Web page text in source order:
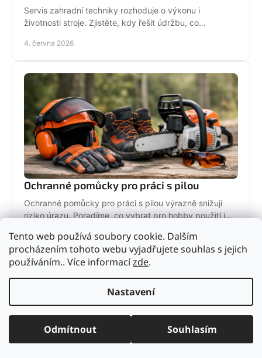
Tento web používá soubory cookie. Dalším
procházením tohoto webu vyjadřujete souhlas s jejich
používáním.. Více informacízde.
Nastavení
Odmítnout Souhlasím
Servis zahradní techniky rozhoduje o výkonu i
životnosti stroje. Zjistěte, kdy řešit údržbu, co
4. června 2026
Ochranné pomůcky pro práci s pilou
Ochranné pomůcky pro práci s pilou výrazně snižují
riziko úrazu. Poradíme, co vybrat pro hobby použití i
2. června 2026